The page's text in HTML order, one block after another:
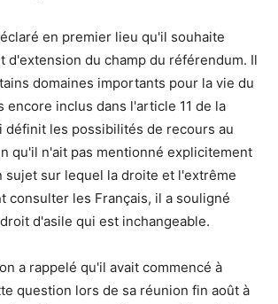
en premier lieu qu'il souhaite
d'extension du champ du référendum. Il
domaines importants pour la vie du
encore inclus dans l'article 11 de la
définit les possibilités de recours au
qu'il n'ait pas mentionné explicitement
sujet sur lequel la droite et l'extrême
consulter les Français, il a souligné
d'asile qui est inchangeable.
a rappelé qu'il avait commencé à
question lors de sa réunion fin août à